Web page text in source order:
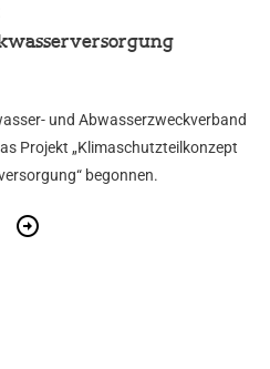
und Abwasserzweckverband
Projekt „Klimaschutzteilkonzept
begonnen.